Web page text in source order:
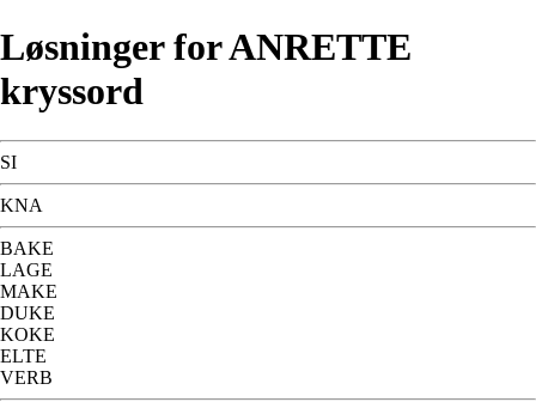
Løsninger for ANRETTE
kryssord
SI
KNA
BAKE
LAGE
MAKE
DUKE
KOKE
ELTE
VERB